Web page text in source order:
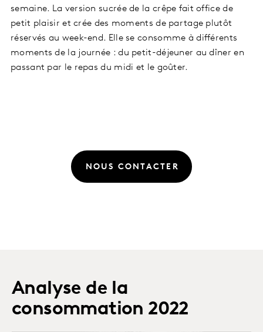
semaine. La version sucrée de la crêpe fait office de
petit plaisir et crée des moments de partage plutôt
réservés au week-end. Elle se consomme à différents
moments de la journée : du petit-déjeuner au dîner en
passant par le repas du midi et le goûter.
NOUS CONTACTER
Analyse de la
consommation 2022